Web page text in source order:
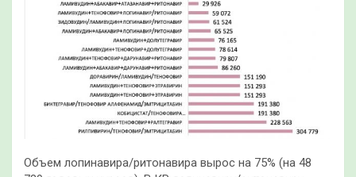
Объем лопинавира/ритонавира вырос на 75% (на 48